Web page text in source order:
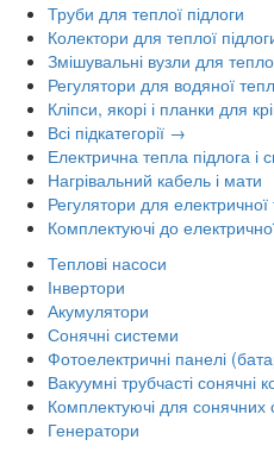
Труби для теплої підлоги
Колектори для теплої
Змішувальні вузли для
Регулятори для водяної
Кліпси, якорі і планки для
Всі підкатегорії →
Електрична тепла підлога і
Нагрівальний кабель і мати
Регулятори для електричної
Комплектуючі до
Теплові насоси
Інвертори
Акумулятори
Сонячні системи
Фотоелектричні панелі
Вакуумні трубчасті сонячні
Комплектуючі для сонячних
Генератори